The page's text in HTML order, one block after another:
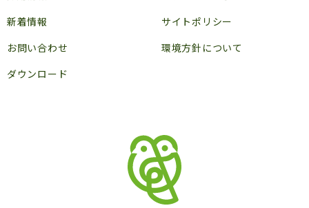
新着情報
お問い合わせ
ダウンロード
サイトポリシー
環境方針について